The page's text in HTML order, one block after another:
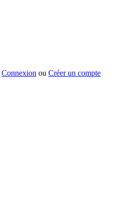
Connexion ou Créer un compte